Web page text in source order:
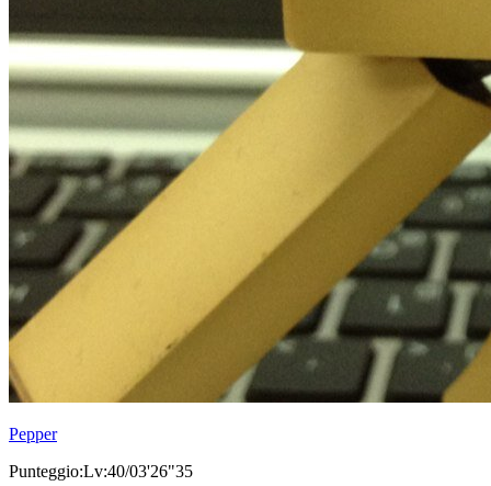
Pepper
Punteggio:Lv:40/03'26"35